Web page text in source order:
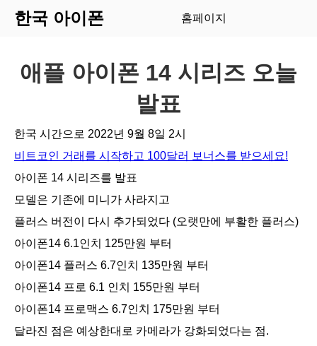
한국 아이폰 홈페이지
애플 아이폰 14 시리즈 오늘
발표
한국 시간으로 2022년 9월 8일 2시
비트코인 거래를 시작하고 100달러 보너스를 받으세요!
아이폰 14 시리즈를 발표
모델은 기존에 미니가 사라지고
플러스 버전이 다시 추가되었다 (오랫만에 부활한 플러스)
아이폰14 6.1인치 125만원 부터
아이폰14 플러스 6.7인치 135만원 부터
아이폰14 프로 6.1 인치 155만원 부터
아이폰14 프로맥스 6.7인치 175만원 부터
달라진 점은 예상한대로 카메라가 강화되었다는 점.